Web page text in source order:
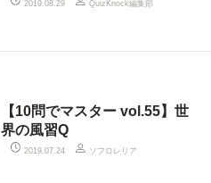
2019.08.29 QuizKnock編集部
【10問でマスター vol.55】世
界の風習Q
2019.07.24 ソフロレリア